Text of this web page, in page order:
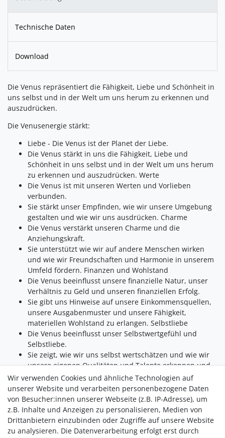
Technische Daten
Download
Die Venus repräsentiert die Fähigkeit, Liebe und Schönheit in
uns selbst und in der Welt um uns herum zu erkennen und
auszudrücken.
Die Venusenergie stärkt:
Liebe - Die Venus ist der Planet der Liebe.
Die Venus stärkt in uns die Fähigkeit, Liebe und
Schönheit in uns selbst und in der Welt um uns herum
zu erkennen und auszudrücken. Werte
Die Venus ist mit unseren Werten und Vorlieben
verbunden.
Sie stärkt unser Empfinden, wie wir unsere Umgebung
gestalten und wie wir uns ausdrücken. Charme
Die Venus verstärkt unseren Charme und die
Anziehungskraft.
Sie unterstützt wie wir auf andere Menschen wirken
und wie wir Freundschaften und Harmonie in unserem
Umfeld fördern. Finanzen und Wohlstand
Die Venus beeinflusst unsere finanzielle Natur, unser
Verhältnis zu Geld und unseren finanziellen Erfolg.
Sie gibt uns Hinweise auf unsere Einkommensquellen,
unsere Ausgabenmuster und unsere Fähigkeit,
materiellen Wohlstand zu erlangen. Selbstliebe
Die Venus beeinflusst unser Selbstwertgefühl und
Selbstliebe.
Sie zeigt, wie wir uns selbst wertschätzen und wie wir
unsere eigenen Qualitäten und Talente erkennen und
annehmen. Harmonie und Frieden
Die Venus-Energie strebt stets nach Harmonie und
Frieden.
Sie hilft uns dabei, Konflikte zu vermeiden und nach
Ausgleich und Kompromissen in unseren Beziehungen zu
suchen. Sie fördert auch das Empfinden von innerem Frieden
Wir verwenden Cookies und ähnliche Technologien auf
unserer Website und verarbeiten personenbezogene Daten
von Besucher:innen unserer Webseite (z.B. IP-Adresse), um
z.B. Inhalte und Anzeigen zu personalisieren, Medien von
Drittanbietern einzubinden oder Zugriffe auf unsere Website
zu analysieren. Die Datenverarbeitung erfolgt erst durch